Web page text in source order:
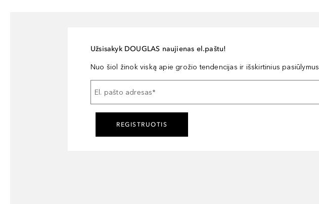
Užsisakyk DOUGLAS naujienas el.paštu!
Nuo šiol žinok viską apie grožio tendencijas ir išskirtinius pasiūlymus
El. pašto adresas*
REGISTRUOTIS